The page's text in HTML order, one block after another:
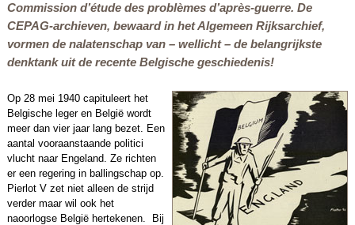
Commission d’étude des problèmes d’après-guerre. De
CEPAG-archieven, bewaard in het Algemeen Rijksarchief,
vormen de nalatenschap van – wellicht – de belangrijkste
denktank uit de recente Belgische geschiedenis!
Op 28 mei 1940 capituleert het
Belgische leger en België wordt
meer dan vier jaar lang bezet. Een
aantal vooraanstaande politici
vlucht naar Engeland. Ze richten
er een regering in balling­schap op.
Pierlot V zet niet alleen de strijd
verder maar wil ook het
naoorlogse België hertekenen. Bij